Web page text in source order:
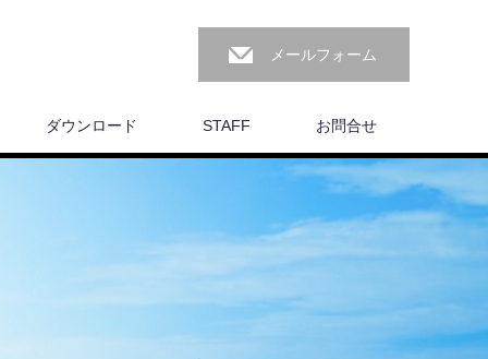
メールフォーム
ダウンロード STAFF お問合せ